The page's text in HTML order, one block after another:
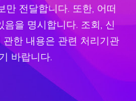
만 전달합니다. 또한, 어떠
을 명시합니다. 조회, 신
한 내용은 관련 처리기관
바랍니다.